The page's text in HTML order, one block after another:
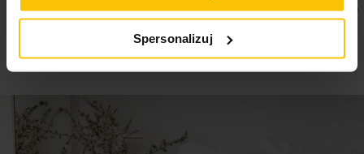
Spersonalizuj
długość: 200 cm
skład: 100% poliester
gramatura: 240 gsm
04-08-2026
04-08-2026